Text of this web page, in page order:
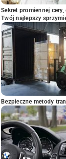
Sekret promiennej
Twój najlepszy
Bezpieczne metody